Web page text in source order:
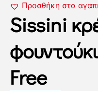
Προσθήκη στα
Sissini
Free